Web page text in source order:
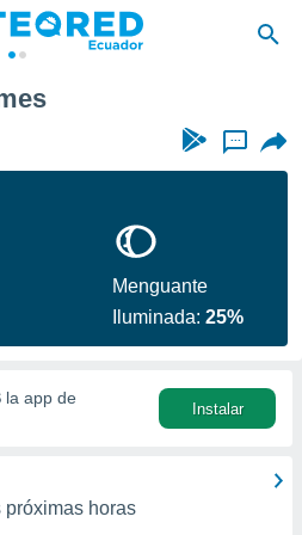
...
Menguante
Iluminada:25%
la app de
Instalar
horas